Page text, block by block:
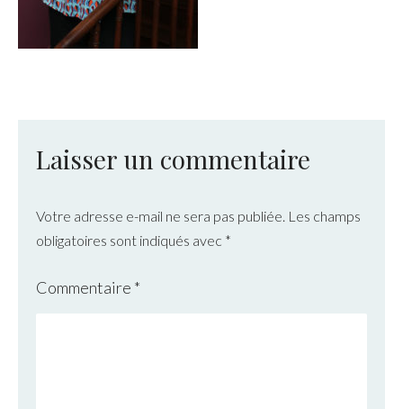
Laisser un commentaire
Votre adresse e-mail ne sera pas publiée. Les champs
obligatoires sont indiqués avec *
Commentaire *